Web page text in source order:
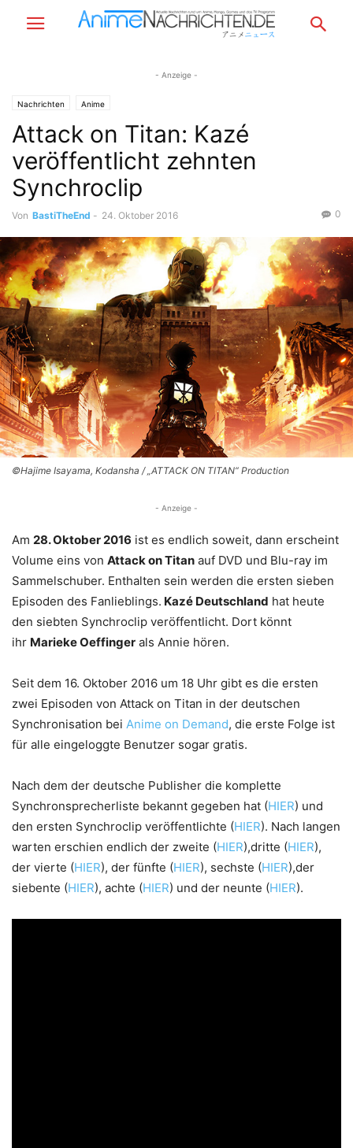
- Anzeige -
Nachrichten Anime
Attack on Titan: Kazé
veröffentlicht zehnten
Synchroclip
Von BastiTheEnd - 24. Oktober 2016 0
©Hajime Isayama, Kodansha / „ATTACK ON TITAN“ Production
- Anzeige -
Am 28. Oktober 2016 ist es endlich soweit, dann erscheint
Volume eins von Attack on Titan auf DVD und Blu-ray im
Sammelschuber. Enthalten sein werden die ersten sieben
Episoden des Fanlieblings. Kazé Deutschland hat heute
den siebten Synchroclip veröffentlicht. Dort könnt
ihr Marieke Oeffinger als Annie hören.
Seit dem 16. Oktober 2016 um 18 Uhr gibt es die ersten
zwei Episoden von Attack on Titan in der deutschen
Synchronisation bei Anime on Demand, die erste Folge ist
für alle eingeloggte Benutzer sogar gratis.
Nach dem der deutsche Publisher die komplette
Synchronsprecherliste bekannt gegeben hat (HIER) und
den ersten Synchroclip veröffentlichte (HIER). Nach langen
warten erschien endlich der zweite (HIER),dritte (HIER),
der vierte (HIER), der fünfte (HIER), sechste (HIER),der
siebente (HIER), achte (HIER) und der neunte (HIER).